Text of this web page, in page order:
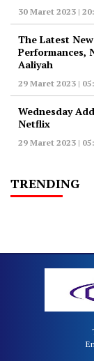
30 Maret 2023 |
The Latest
Performances,
Aaliyah
29 Maret 2023 |
Wednesday
Netflix
29 Maret 2023 |
TRENDING